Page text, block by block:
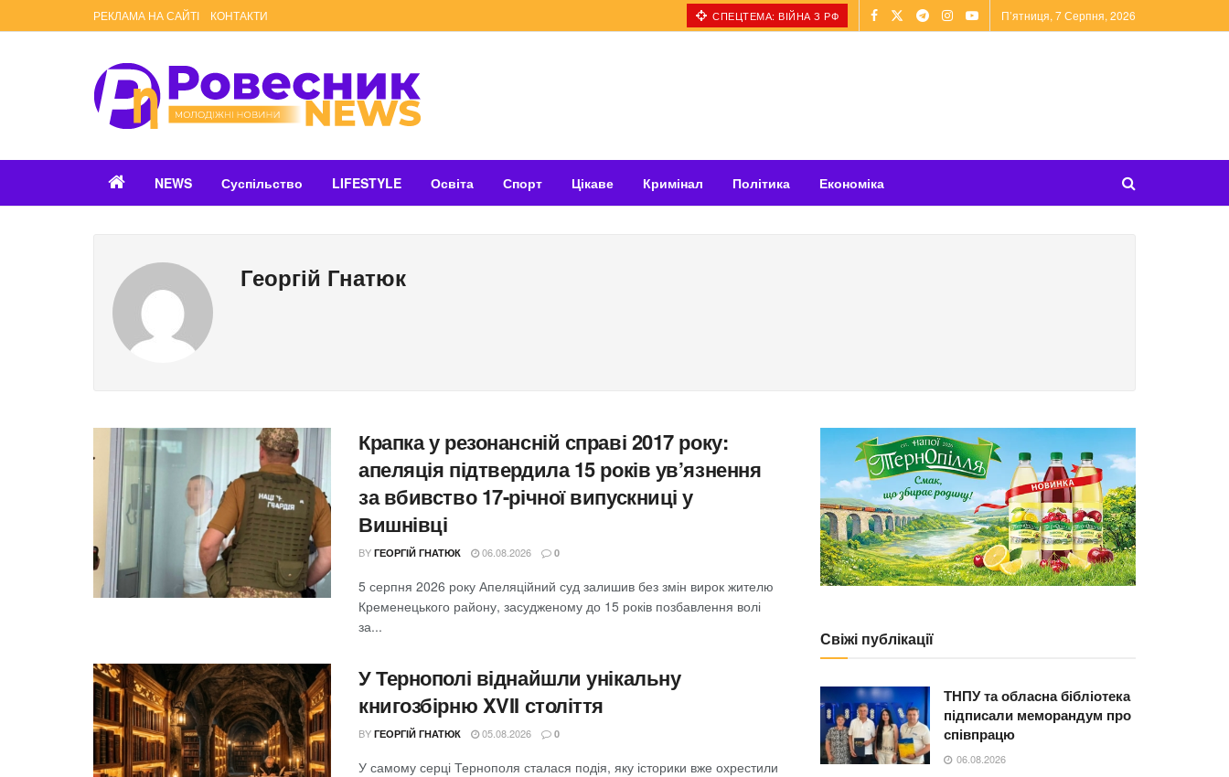
РЕКЛАМА НА САЙТІ КОНТАКТИ СПЕЦТЕМА: ВІЙНА З РФ П’ятниця, 7 Серпня, 2026
NEWS Суспільство LIFESTYLE Освіта Спорт Цікаве Кримінал Політика Економіка
Георгій Гнатюк
Крапка у резонансній справі 2017 року:
апеляція підтвердила 15 років ув’язнення
за вбивство 17-річної випускниці у
Вишнівці
BY ГЕОРГІЙ ГНАТЮК 06.08.2026 0
5 серпня 2026 року Апеляційний суд залишив без змін вирок жителю
Кременецького району, засудженому до 15 років позбавлення волі
за...
У Тернополі віднайшли унікальну
книгозбірню XVII століття
BY ГЕОРГІЙ ГНАТЮК 05.08.2026 0
У самому серці Тернополя сталася подія, яку історики вже охрестили
Свіжі публікації
ТНПУ та обласна бібліотека
підписали меморандум про
співпрацю
06.08.2026